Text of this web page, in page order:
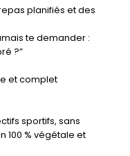
planifiés et des
te demander :
?”
et complet
sportifs, sans
100 % végétale et